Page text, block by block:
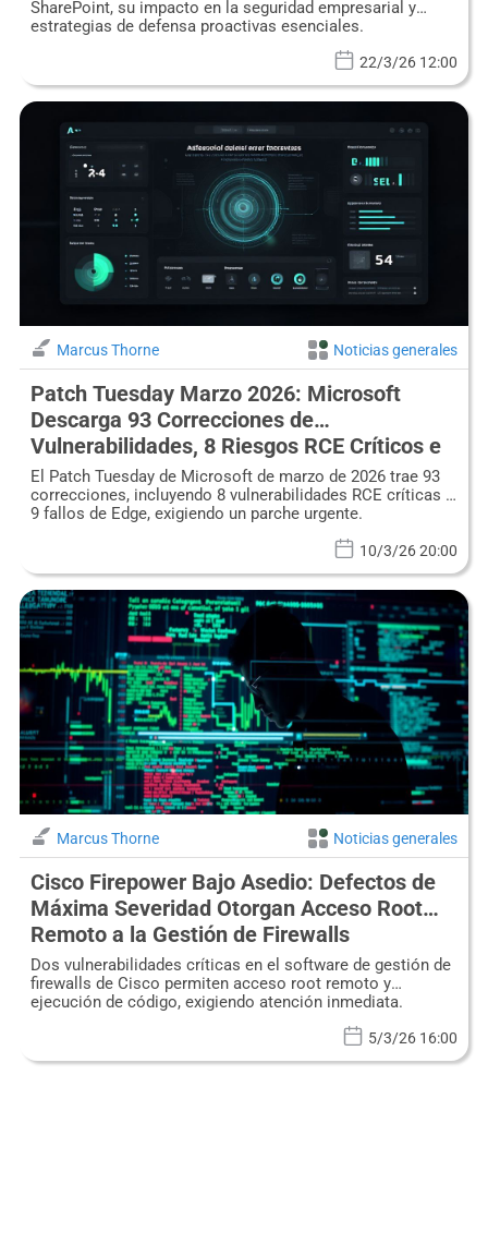
SharePoint, su impacto en la seguridad empresarial y
estrategias de defensa proactivas esenciales.
22/3/26 12:00
Marcus Thorne Noticias generales
Patch Tuesday Marzo 2026: Microsoft
Descarga 93 Correcciones de
Vulnerabilidades, 8 Riesgos RCE Críticos e
Imperativos de Defensa Proactiva
El Patch Tuesday de Microsoft de marzo de 2026 trae 93
correcciones, incluyendo 8 vulnerabilidades RCE críticas y
9 fallos de Edge, exigiendo un parche urgente.
10/3/26 20:00
Marcus Thorne Noticias generales
Cisco Firepower Bajo Asedio: Defectos de
Máxima Severidad Otorgan Acceso Root
Remoto a la Gestión de Firewalls
Dos vulnerabilidades críticas en el software de gestión de
firewalls de Cisco permiten acceso root remoto y
ejecución de código, exigiendo atención inmediata.
5/3/26 16:00